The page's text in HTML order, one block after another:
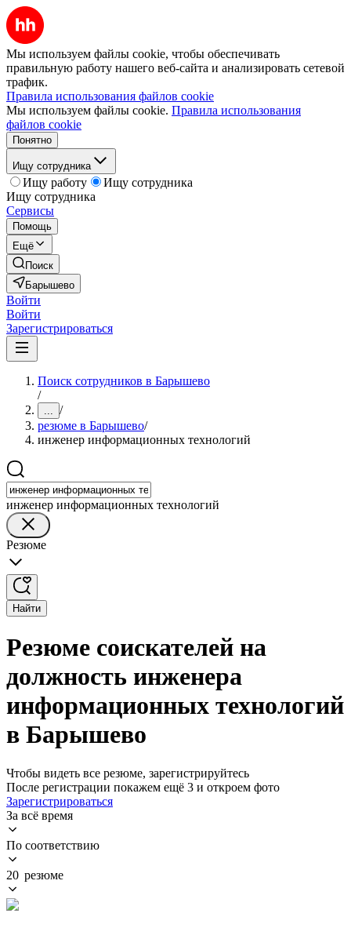
Мы используем файлы cookie, чтобы обеспечивать
правильную работу нашего веб-сайта и анализировать сетевой
трафик.
Правила использования файлов cookie
Мы используем файлы cookie. Правила использования
файлов cookie
Понятно
Ищу сотрудника
Ищу работу
Ищу сотрудника
Ищу сотрудника
Сервисы
Помощь
Ещё
Поиск
Барышево
Войти
Войти
Зарегистрироваться
Поиск сотрудников в Барышево
/
... /
резюме в Барышево/
инженер информационных технологий
инженер информационных технологий
Резюме
Найти
Резюме соискателей на
должность инженера
информационных технологий
в Барышево
Чтобы видеть все резюме, зарегистрируйтесь
После регистрации покажем ещё 3 и откроем фото
Зарегистрироваться
За всё время
По соответствию
20 резюме